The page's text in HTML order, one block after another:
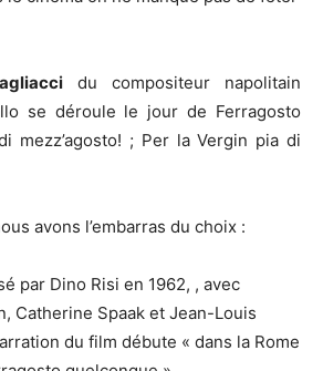
du compositeur napolitain
se déroule le jour de Ferragosto
mezz’agosto! ; Per la Vergin pia di
avons l’embarras du choix :
par Dino Risi en 1962, , avec
Catherine Spaak et Jean-Louis
du film débute « dans la Rome